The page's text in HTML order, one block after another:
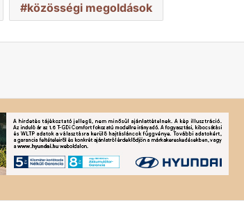
közösségi megoldások